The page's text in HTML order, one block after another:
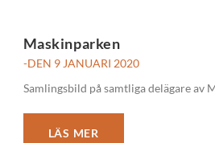
Maskinparken
-DEN 9 JANUARI 2020
Samlingsbild på samtliga delägare av
LÄS MER